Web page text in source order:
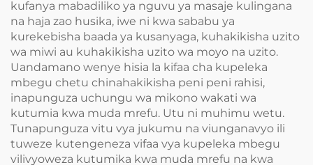
kufanya mabadiliko ya nguvu ya masaje kulingana
na haja zao husika, iwe ni kwa sababu ya
kurekebisha baada ya kusanyaga, kuhakikisha uzito
wa miwi au kuhakikisha uzito wa moyo na uzito.
Uandamano wenye hisia la kifaa cha kupeleka
mbegu chetu chinahakikisha peni peni rahisi,
inapunguza uchungu wa mikono wakati wa
kutumia kwa muda mrefu. Utu ni muhimu wetu.
Tunapunguza vitu vya jukumu na viunganavyo ili
tuweze kutengeneza vifaa vya kupeleka mbegu
vilivyoweza kutumika kwa muda mrefu na kwa